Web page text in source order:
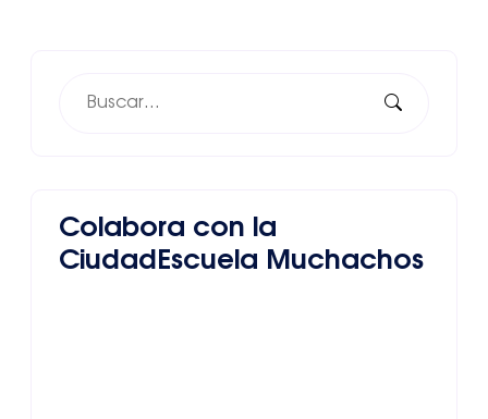
Colabora con la
CiudadEscuela Muchachos